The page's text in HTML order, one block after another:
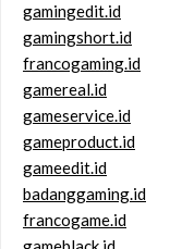
gamingedit.id
gamingshort.id
francogaming.id
gamereal.id
gameservice.id
gameproduct.id
gameedit.id
badanggaming.id
francogame.id